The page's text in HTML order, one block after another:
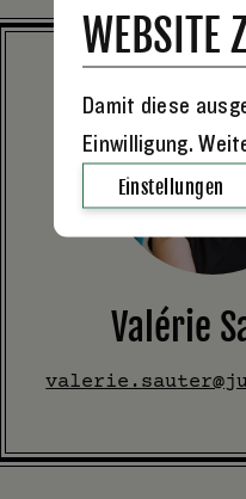
Valérie
WEBSITE
Damit diese
Einwilligung.
Einstellungen